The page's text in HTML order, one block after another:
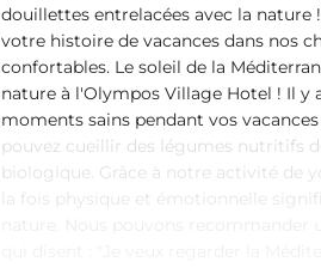
douillettes entrelacées avec la nature
votre histoire de vacances dans nos
confortables. Le soleil de la
nature à l'Olympos Village Hotel ! Il y
moments sains pendant vos
pouvez cueillir des légumes nutritifs
biologique. Grâce à notre activité de
la fois physique et émotionnelle